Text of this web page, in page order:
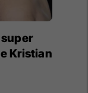
Kristian